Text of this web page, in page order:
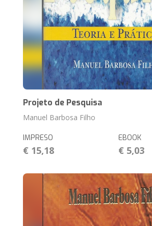
Projeto de Pesquisa
Manuel Barbosa Filho
IMPRESO
€ 15,18
EBOOK
€ 5,03